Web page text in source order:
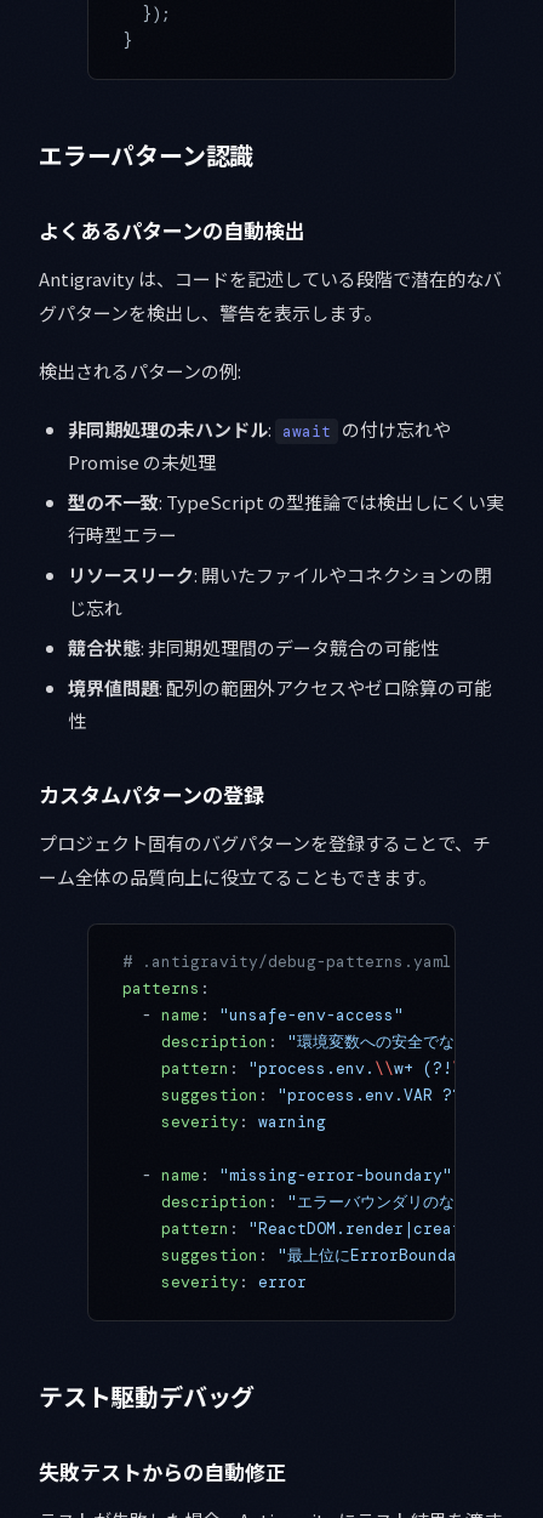
  });
}
エラーパターン認識
よくあるパターンの自動検出
Antigravity は、コードを記述している段階で潜在的なバ
グパターンを検出し、警告を表示します。
検出されるパターンの例:
非同期処理の未ハンドル: await
の付け忘れや
Promise の未処理
型の不一致: TypeScript の型推論では検出しにくい実
行時型エラー
リソースリーク: 開いたファイルやコネクションの閉
じ忘れ
競合状態: 非同期処理間のデータ競合の可能性
境界値問題: 配列の範囲外アクセスやゼロ除算の可能
性
カスタムパターンの登録
プロジェクト固有のバグパターンを登録することで、チ
ーム全体の品質向上に役立てることもできます。
# .antigravity/debug-patterns.yaml
patterns :
  -
name : "unsafe-env-access"
    description
: "環境変数への安全でないアクセス"
    pattern
: "process.env. \\w+ (?! \\
    suggestion
: "process.env.VAR ?? 'default'
    severity
: warning
  -
name : "missing-error-boundary"
    description
: "エラーバウンダリのないコンポー
    pattern
: "ReactDOM.render|createRoot"
    suggestion
: "最上位にErrorBoundaryコンポー
    severity
: error
テスト駆動デバッグ
失敗テストからの自動修正